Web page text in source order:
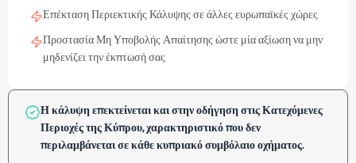
Επέκταση Περιεκτικής Κάλυψης σε άλλες ευρωπαϊκές χώρες
Προστασία Μη Υποβολής Απαίτησης ώστε μία αξίωση να μην
μηδενίζει την έκπτωσή σας
Η κάλυψη επεκτείνεται και στην οδήγηση στις Κατεχόμενες
Περιοχές της Κύπρου, χαρακτηριστικό που δεν
περιλαμβάνεται σε κάθε κυπριακό συμβόλαιο οχήματος.